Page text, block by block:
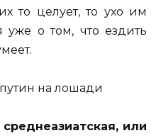
то целует, то ухо им
уже о том, что ездить
или